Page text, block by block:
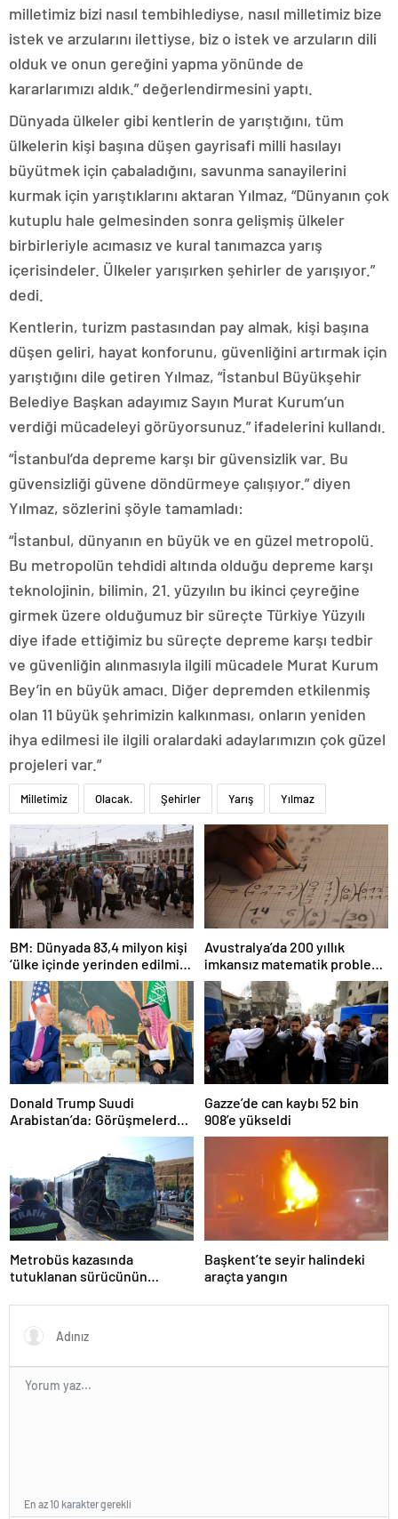
milletimiz bizi nasıl tembihlediyse, nasıl milletimiz bize
istek ve arzularını ilettiyse, biz o istek ve arzuların dili
olduk ve onun gereğini yapma yönünde de
kararlarımızı aldık.” değerlendirmesini yaptı.
Dünyada ülkeler gibi kentlerin de yarıştığını, tüm
ülkelerin kişi başına düşen gayrisafi milli hasılayı
büyütmek için çabaladığını, savunma sanayilerini
kurmak için yarıştıklarını aktaran Yılmaz, “Dünyanın çok
kutuplu hale gelmesinden sonra gelişmiş ülkeler
birbirleriyle acımasız ve kural tanımazca yarış
içerisindeler. Ülkeler yarışırken şehirler de yarışıyor.”
dedi.
Kentlerin, turizm pastasından pay almak, kişi başına
düşen geliri, hayat konforunu, güvenliğini artırmak için
yarıştığını dile getiren Yılmaz, “İstanbul Büyükşehir
Belediye Başkan adayımız Sayın Murat Kurum’un
verdiği mücadeleyi görüyorsunuz.” ifadelerini kullandı.
“İstanbul’da depreme karşı bir güvensizlik var. Bu
güvensizliği güvene döndürmeye çalışıyor.” diyen
Yılmaz, sözlerini şöyle tamamladı:
“İstanbul, dünyanın en büyük ve en güzel metropolü.
Bu metropolün tehdidi altında olduğu depreme karşı
teknolojinin, bilimin, 21. yüzyılın bu ikinci çeyreğine
girmek üzere olduğumuz bir süreçte Türkiye Yüzyılı
diye ifade ettiğimiz bu süreçte depreme karşı tedbir
ve güvenliğin alınmasıyla ilgili mücadele Murat Kurum
Bey’in en büyük amacı. Diğer depremden etkilenmiş
olan 11 büyük şehrimizin kalkınması, onların yeniden
ihya edilmesi ile ilgili oralardaki adaylarımızın çok güzel
projeleri var.”
Milletimiz Olacak. Şehirler Yarış Yılmaz
BM: Dünyada 83,4 milyon kişi
‘ülke içinde yerinden edilmiş’
olarak yaşıyor
Avustralya’da 200 yıllık
imkansız matematik problemi
çözüldü
Donald Trump Suudi
Arabistan’da: Görüşmelerde
Gazze’de can kaybı 52 bin
908’e yükseldi
Metrobüs kazasında
tutuklanan sürücünün
Başkent’te seyir halindeki
araçta yangın
En az 10 karakter gerekli